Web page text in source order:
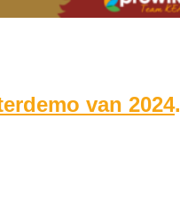
van 2024.